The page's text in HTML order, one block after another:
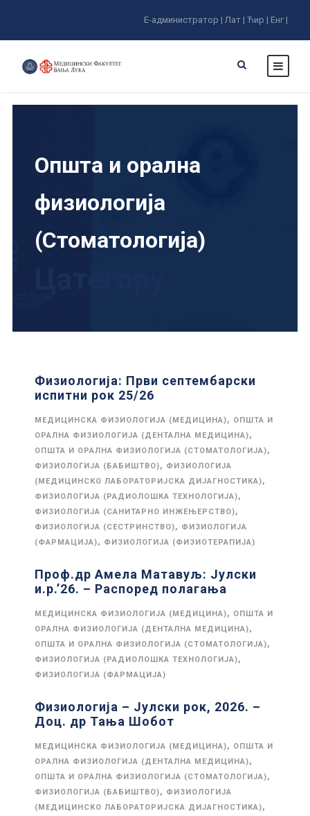
Е-администратор | Лат | Ћир | Енг |
Општа и орална
физиологија
(Стоматологија)
Физиологија: Први септембарски
испитни рок 25/26
МЕДИЦИНСКА ФИЗИОЛОГИЈА (МЕДИЦИНА), ОПШТА И
ОРАЛНА ФИЗИОЛОГИЈА (ДЕНТАЛНА МЕДИЦИНА),
ОПШТА И ОРАЛНА ФИЗИОЛОГИЈА (СТОМАТОЛОГИЈА),
ФИЗИОЛОГИЈА (БАБИШТВО), ФИЗИОЛОГИЈА
(МЕДИЦИНСКО ЛАБОРАТОРИЈСКА ДИЈАГНОСТИКА),
ФИЗИОЛОГИЈА (РАДИОЛОШКА ТЕХНОЛОГИЈА),
ФИЗИОЛОГИЈА (САНИТАРНО ИНЖЕЊЕРСТВО),
ФИЗИОЛОГИЈА (СЕСТРИНСТВО), ФИЗИОЛОГИЈА
(ФАРМАЦИЈА), ФИЗИОЛОГИЈА (ФИЗИОТЕРАПИЈА)
Проф.др Амела Матавуљ: Јулски
и.р.’26. – Распоред полагања
МЕДИЦИНСКА ФИЗИОЛОГИЈА (МЕДИЦИНА), ОПШТА И
ОРАЛНА ФИЗИОЛОГИЈА (ДЕНТАЛНА МЕДИЦИНА),
ОПШТА И ОРАЛНА ФИЗИОЛОГИЈА (СТОМАТОЛОГИЈА),
ФИЗИОЛОГИЈА (РАДИОЛОШКА ТЕХНОЛОГИЈА),
ФИЗИОЛОГИЈА (ФАРМАЦИЈА)
Физиологија – Јулски рок, 2026. –
Доц. др Тања Шобот
МЕДИЦИНСКА ФИЗИОЛОГИЈА (МЕДИЦИНА), ОПШТА И
ОРАЛНА ФИЗИОЛОГИЈА (ДЕНТАЛНА МЕДИЦИНА),
ОПШТА И ОРАЛНА ФИЗИОЛОГИЈА (СТОМАТОЛОГИЈА),
ФИЗИОЛОГИЈА (БАБИШТВО), ФИЗИОЛОГИЈА
(МЕДИЦИНСКО ЛАБОРАТОРИЈСКА ДИЈАГНОСТИКА),